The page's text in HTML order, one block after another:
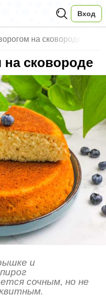
Вход
на сковороде
на сковороде
и
сочным, но не